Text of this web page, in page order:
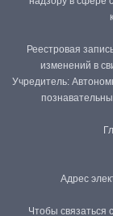
Реестровая
изменений в
Учредитель:
Адрес
Чтобы связаться